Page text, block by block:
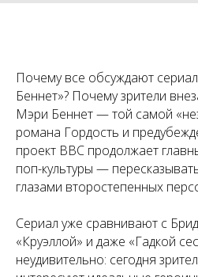
Почему все обсуждают сериал
Беннет»? Почему зрители
Мэри Беннет — той самой
романа Гордость и
проект BBC продолжает
поп-культуры —
глазами второстепенных
Сериал уже сравнивают с
«Круэллой» и даже «Гадкой
неудивительно: сегодня